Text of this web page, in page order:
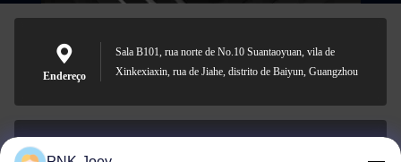
Endereço
Sala B101, rua norte de No.10 Suantaoyuan, vila de
Xinkexiaxin, rua de Jiahe, distrito de Baiyun, Guangzhou